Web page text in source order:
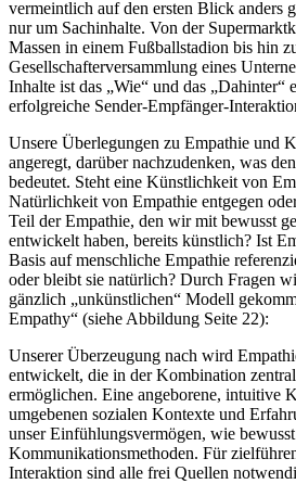
vermeintlich auf den ersten Blick anders
nur um Sachinhalte. Von der
Massen in einem Fußballstadion bis hin
Gesellschafterversammlung eines
Inhalte ist das „Wie“ und das „Dahinter“
erfolgreiche Sender-Empfänger-
Unsere Überlegungen zu Empathie und
angeregt, darüber nachzudenken, was
bedeutet. Steht eine Künstlichkeit von
Natürlichkeit von Empathie entgegen
Teil der Empathie, den wir mit bewusst
entwickelt haben, bereits künstlich? Ist
Basis auf menschliche Empathie
oder bleibt sie natürlich? Durch Fragen
gänzlich „unkünstlichen“ Modell
Empathy“ (siehe Abbildung Seite 22):
Unserer Überzeugung nach wird
entwickelt, die in der Kombination
ermöglichen. Eine angeborene, intuitive
umgebenen sozialen Kontexte und
unser Einfühlungsvermögen, wie
Kommunikationsmethoden. Für
Interaktion sind alle frei Quellen